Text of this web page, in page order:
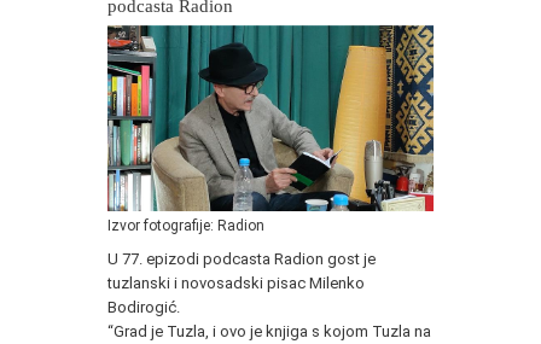
podcasta Radion
Izvor fotografije: Radion
U 77. epizodi podcasta Radion gost je
tuzlanski i novosadski pisac Milenko
Bodirogić.
“Grad je Tuzla, i ovo je knjiga s kojom Tuzla na